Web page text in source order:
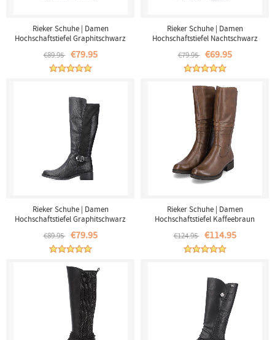
Rieker Schuhe | Damen
Hochschaftstiefel Graphitschwarz
€89.95 €79.95
Rieker Schuhe | Damen
Hochschaftstiefel Nachtschwarz
€79.95 €69.95
Rieker Schuhe | Damen
Hochschaftstiefel Graphitschwarz
€89.95 €79.95
Rieker Schuhe | Damen
Hochschaftstiefel Kaffeebraun
€124.95 €114.95